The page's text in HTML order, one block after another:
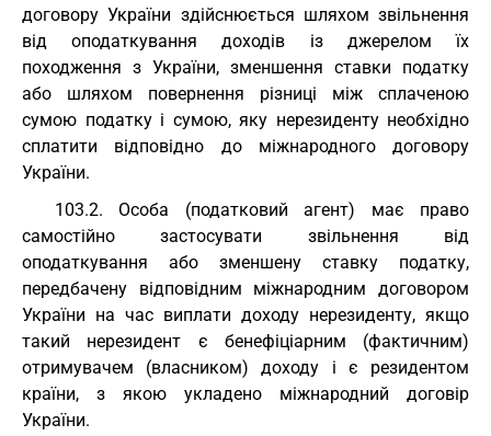
договору України здійснюється шляхом звільнення
від оподаткування доходів із джерелом їх
походження з України, зменшення ставки податку
або шляхом повернення різниці між сплаченою
сумою податку і сумою, яку нерезиденту необхідно
сплатити відповідно до міжнародного договору
України.
103.2. Особа (податковий агент) має право
самостійно застосувати звільнення від
оподаткування або зменшену ставку податку,
передбачену відповідним міжнародним договором
України на час виплати доходу нерезиденту, якщо
такий нерезидент є бенефіціарним (фактичним)
отримувачем (власником) доходу і є резидентом
країни, з якою укладено міжнародний договір
України.